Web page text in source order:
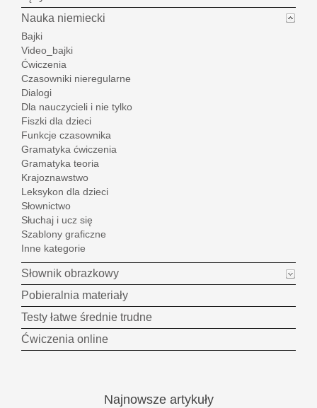
Nauka niemiecki
Bajki
Video_bajki
Ćwiczenia
Czasowniki nieregularne
Dialogi
Dla nauczycieli i nie tylko
Fiszki dla dzieci
Funkcje czasownika
Gramatyka ćwiczenia
Gramatyka teoria
Krajoznawstwo
Leksykon dla dzieci
Słownictwo
Słuchaj i ucz się
Szablony graficzne
Inne kategorie
Słownik obrazkowy
Pobieralnia materiały
Testy łatwe średnie trudne
Ćwiczenia online
Najnowszeartykuły